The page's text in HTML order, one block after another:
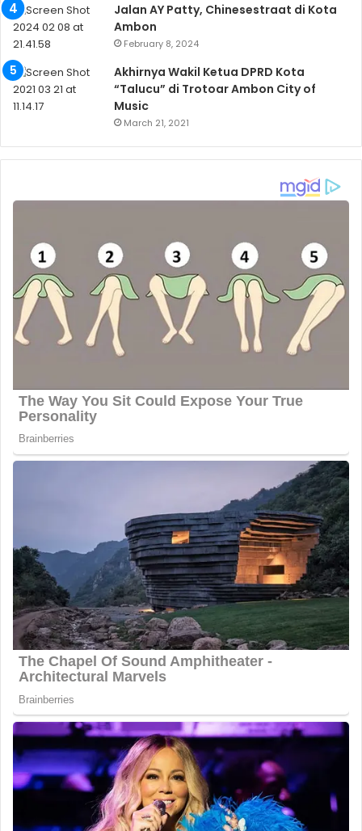
Jalan AY Patty, Chinesestraat di Kota
Ambon
February 8, 2024
Akhirnya Wakil Ketua DPRD Kota
“Talucu” di Trotoar Ambon City of
Music
March 21, 2021